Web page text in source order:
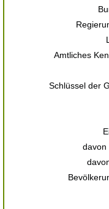
Amtliches
Schlüssel der
davon